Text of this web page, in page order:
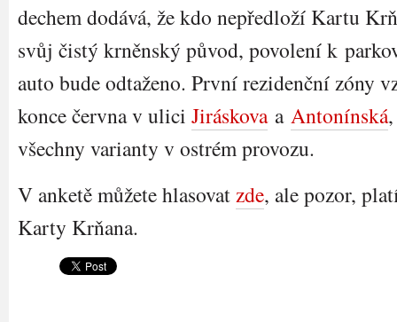
dechem dodává, že kdo nepředloží Kartu
svůj čistý krněnský původ, povolení k
auto bude odtaženo. První rezidenční zóny
konce června v ulici Jiráskovaa Antonínská
všechny varianty v ostrém provozu.
V anketě můžete hlasovatzde, ale pozor,
Karty Krňana.